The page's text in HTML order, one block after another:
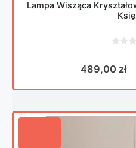
Lampa Wisząca
5
489,00zł